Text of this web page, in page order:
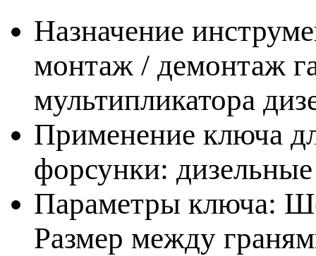
Назначение
монтаж / демонтаж
мультипликатора
Применение ключа
форсунки:
Параметры ключа:
Размер между